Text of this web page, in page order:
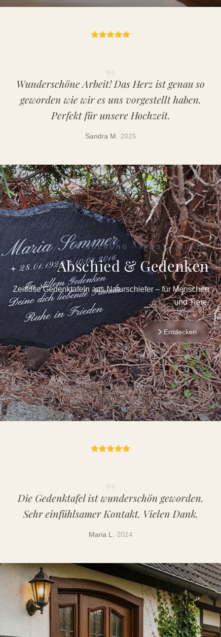
„
Wunderschöne Arbeit! Das Herz ist genau so
geworden wie wir es uns vorgestellt haben.
Perfekt für unsere Hochzeit.
Sandra M. ·2025
ERINNERUNG · TROST · WÜRDE
Abschied & Gedenken
Zeitlose Gedenktafeln aus Naturschiefer – für Menschen
und Tiere.
Entdecken
„
Die Gedenktafel ist wunderschön geworden.
Sehr einfühlsamer Kontakt. Vielen Dank.
Maria L. ·2024